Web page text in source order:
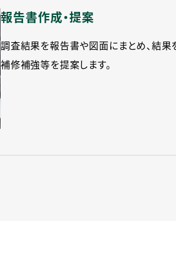
報告書作成・提案
調査結果を報告書や図面にまとめ、結果
補修補強等を提案します。